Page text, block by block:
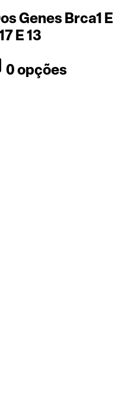
Genes Brca1 E
E 13
0 opções